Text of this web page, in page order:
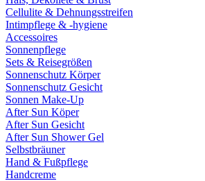
Cellulite & Dehnungsstreifen
Intimpflege & -hygiene
Accessoires
Sonnenpflege
Sets & Reisegrößen
Sonnenschutz Körper
Sonnenschutz Gesicht
Sonnen Make-Up
After Sun Köper
After Sun Gesicht
After Sun Shower Gel
Selbstbräuner
Hand & Fußpflege
Handcreme